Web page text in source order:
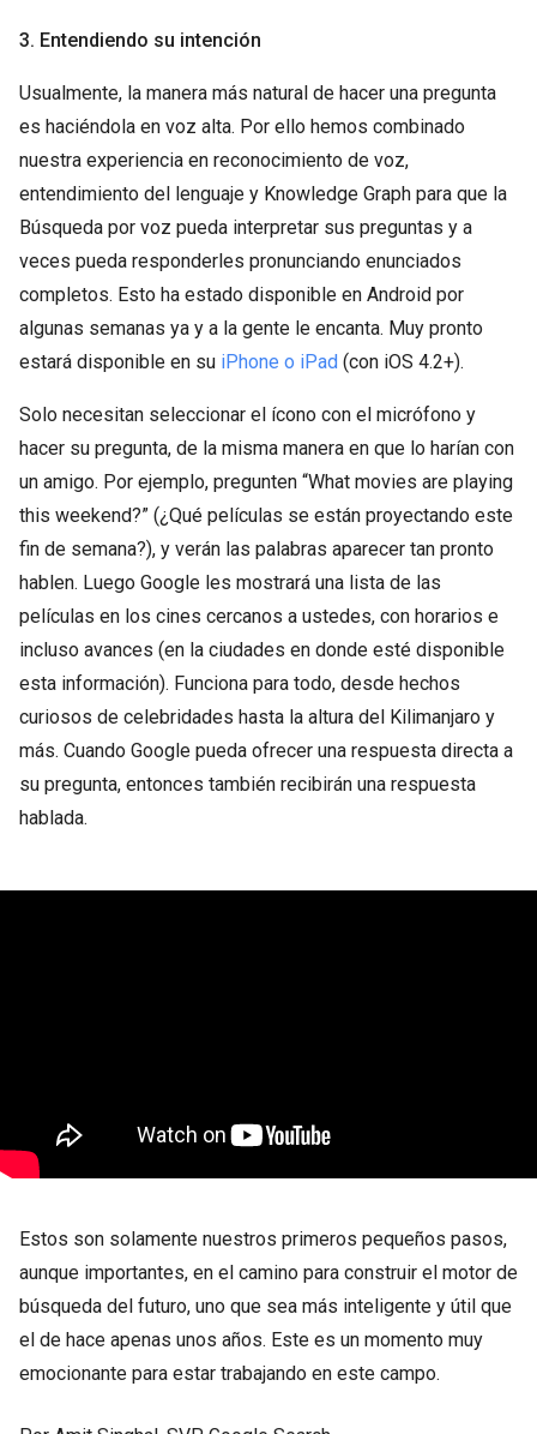
3. Entendiendo su intención
Usualmente, la manera más natural de hacer una pregunta
es haciéndola en voz alta. Por ello hemos combinado
nuestra experiencia en reconocimiento de voz,
entendimiento del lenguaje y Knowledge Graph para que la
Búsqueda por voz pueda interpretar sus preguntas y a
veces pueda responderles pronunciando enunciados
completos. Esto ha estado disponible en Android por
algunas semanas ya y a la gente le encanta. Muy pronto
estará disponible en su iPhone o iPad (con iOS 4.2+).
Solo necesitan seleccionar el ícono con el micrófono y
hacer su pregunta, de la misma manera en que lo harían con
un amigo. Por ejemplo, pregunten “What movies are playing
this weekend?” (¿Qué películas se están proyectando este
fin de semana?), y verán las palabras aparecer tan pronto
hablen. Luego Google les mostrará una lista de las
películas en los cines cercanos a ustedes, con horarios e
incluso avances (en la ciudades en donde esté disponible
esta información). Funciona para todo, desde hechos
curiosos de celebridades hasta la altura del Kilimanjaro y
más. Cuando Google pueda ofrecer una respuesta directa a
su pregunta, entonces también recibirán una respuesta
hablada.
Estos son solamente nuestros primeros pequeños pasos,
aunque importantes, en el camino para construir el motor de
búsqueda del futuro, uno que sea más inteligente y útil que
el de hace apenas unos años. Este es un momento muy
emocionante para estar trabajando en este campo.